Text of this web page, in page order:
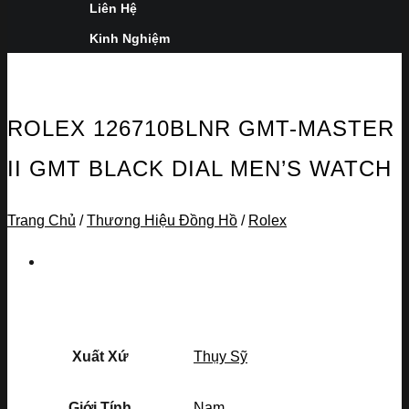
Liên Hệ
Kinh Nghiệm
ROLEX 126710BLNR GMT-MASTER
II GMT BLACK DIAL MEN’S WATCH
Trang Chủ / Thương Hiệu Đồng Hồ / Rolex
Xuất Xứ Thụy Sỹ